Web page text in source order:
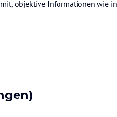
objektive Informationen wie in